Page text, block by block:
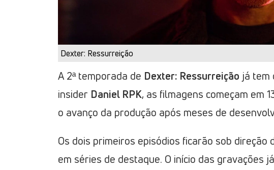
Dexter: Ressurreição
A 2ª temporada de Dexter: Ressurreição já tem
insider Daniel RPK, as filmagens começam em
o avanço da produção após meses de
Os dois primeiros episódios ficarão sob direção
em séries de destaque. O início das gravações